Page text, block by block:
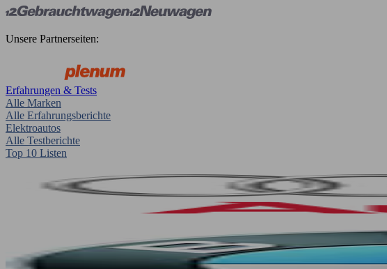
Unsere Partnerseiten:
Erfahrungen & Tests
Alle Marken
Alle Erfahrungsberichte
Elektroautos
Alle Testberichte
Top 10 Listen